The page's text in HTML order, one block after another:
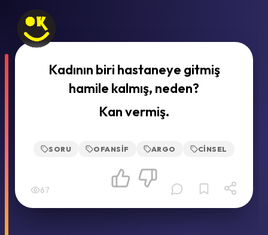
Kadının biri hastaneye gitmiş
hamile kalmış, neden?
Kan vermiş.
SORU OFANSIF ARGO CINSEL
67